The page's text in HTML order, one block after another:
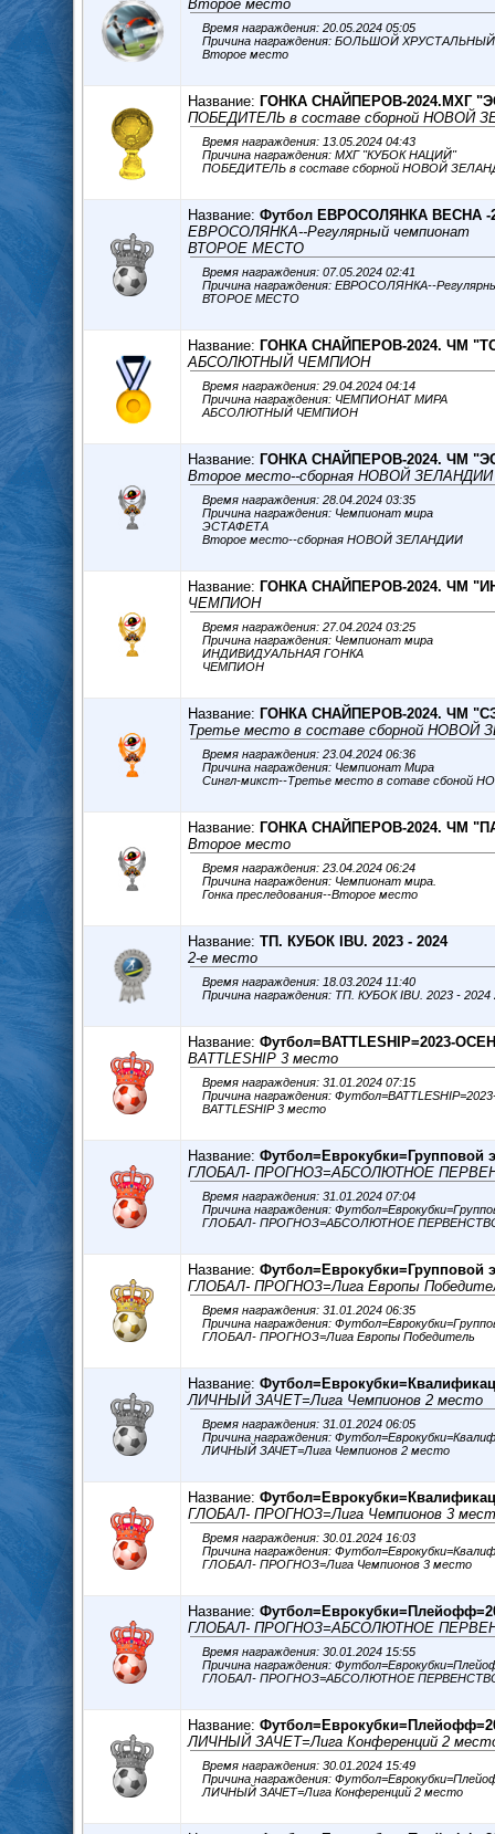
Второе место
Время награждения: 20.05.2024 05:05
Причина награждения: БОЛЬШОЙ
Второе место
Название: ГОНКА СНАЙПЕРОВ-2024.МХГ
ПОБЕДИТЕЛЬ в составе сборной НОВОЙ
Время награждения: 13.05.2024 04:43
Причина награждения: МХГ "КУБОК НАЦИЙ"
ПОБЕДИТЕЛЬ в составе сборной НОВОЙ
Название: Футбол ЕВРОСОЛЯНКА ВЕСНА -
ЕВРОСОЛЯНКА--Регулярный чемпионат
ВТОРОЕ МЕСТО
Время награждения: 07.05.2024 02:41
Причина награждения: ЕВРОСОЛЯНКА--
ВТОРОЕ МЕСТО
Название: ГОНКА СНАЙПЕРОВ-2024. ЧМ
АБСОЛЮТНЫЙ ЧЕМПИОН
Время награждения: 29.04.2024 04:14
Причина награждения: ЧЕМПИОНАТ МИРА
АБСОЛЮТНЫЙ ЧЕМПИОН
Название: ГОНКА СНАЙПЕРОВ-2024. ЧМ
Второе место--сборная НОВОЙ ЗЕЛАНДИИ
Время награждения: 28.04.2024 03:35
Причина награждения: Чемпионат мира
ЭСТАФЕТА
Второе место--сборная НОВОЙ ЗЕЛАНДИИ
Название: ГОНКА СНАЙПЕРОВ-2024. ЧМ
ЧЕМПИОН
Время награждения: 27.04.2024 03:25
Причина награждения: Чемпионат мира
ИНДИВИДУАЛЬНАЯ ГОНКА
ЧЕМПИОН
Название: ГОНКА СНАЙПЕРОВ-2024. ЧМ
Третье место в составе сборной НОВОЙ
Время награждения: 23.04.2024 06:36
Причина награждения: Чемпионат Мира
Сингл-микст--Третье место в сотаве сбоной
Название: ГОНКА СНАЙПЕРОВ-2024. ЧМ
Второе место
Время награждения: 23.04.2024 06:24
Причина награждения: Чемпионат мира.
Гонка преследования--Второе место
Название: ТП. КУБОК IBU. 2023 - 2024
2-е место
Время награждения: 18.03.2024 11:40
Название: Футбол=BATTLESHIP=2023-
BATTLESHIP 3 место
Время награждения: 31.01.2024 07:15
Причина награждения:
BATTLESHIP 3 место
Название: Футбол=Еврокубки=Групповой
ГЛОБАЛ- ПРОГНОЗ=АБСОЛЮТНОЕ
Время награждения: 31.01.2024 07:04
Причина награждения:
ГЛОБАЛ- ПРОГНОЗ=АБСОЛЮТНОЕ
Название: Футбол=Еврокубки=Групповой
ГЛОБАЛ- ПРОГНОЗ=Лига Европы
Время награждения: 31.01.2024 06:35
Причина награждения:
ГЛОБАЛ- ПРОГНОЗ=Лига Европы Победитель
Название:
ЛИЧНЫЙ ЗАЧЕТ=Лига Чемпионов 2 место
Время награждения: 31.01.2024 06:05
Причина награждения:
ЛИЧНЫЙ ЗАЧЕТ=Лига Чемпионов 2 место
Название:
ГЛОБАЛ- ПРОГНОЗ=Лига Чемпионов 3
Время награждения: 30.01.2024 16:03
Причина награждения:
ГЛОБАЛ- ПРОГНОЗ=Лига Чемпионов 3 место
Название:
ГЛОБАЛ- ПРОГНОЗ=АБСОЛЮТНОЕ
Время награждения: 30.01.2024 15:55
Причина награждения:
ГЛОБАЛ- ПРОГНОЗ=АБСОЛЮТНОЕ
Название:
ЛИЧНЫЙ ЗАЧЕТ=Лига Конференций 2
Время награждения: 30.01.2024 15:49
Причина награждения:
ЛИЧНЫЙ ЗАЧЕТ=Лига Конференций 2 место